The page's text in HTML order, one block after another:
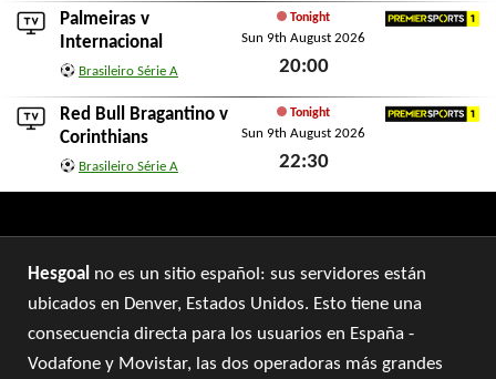
Sun 9th August 2026
Palmeiras v
Internacional
Brasileiro Série A
Tonight
Sun 9th August 2026
20:00
Red Bull Bragantino v
Corinthians
Brasileiro Série A
Tonight
Sun 9th August 2026
22:30
Hesgoal no es un sitio español: sus servidores están
ubicados en Denver, Estados Unidos. Esto tiene una
consecuencia directa para los usuarios en España -
Vodafone y Movistar, las dos operadoras más grandes